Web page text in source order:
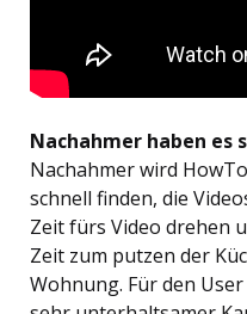
Nachahmer haben es
Nachahmer wird
schnell finden, die
Zeit fürs Video drehen
Zeit zum putzen der
Wohnung. Für den